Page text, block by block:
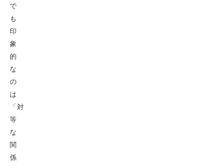
で
も
印
象
的
な
の
は
「対
等
な
関
係